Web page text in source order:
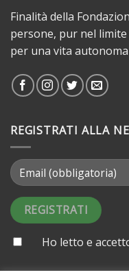
Finalità della
persone, pur nel
per una vita
REGISTRATI ALLA
Ho letto e